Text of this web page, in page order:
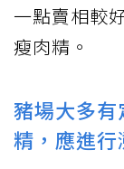
一點賣相較
瘦肉精。
豬場大多
精，應進